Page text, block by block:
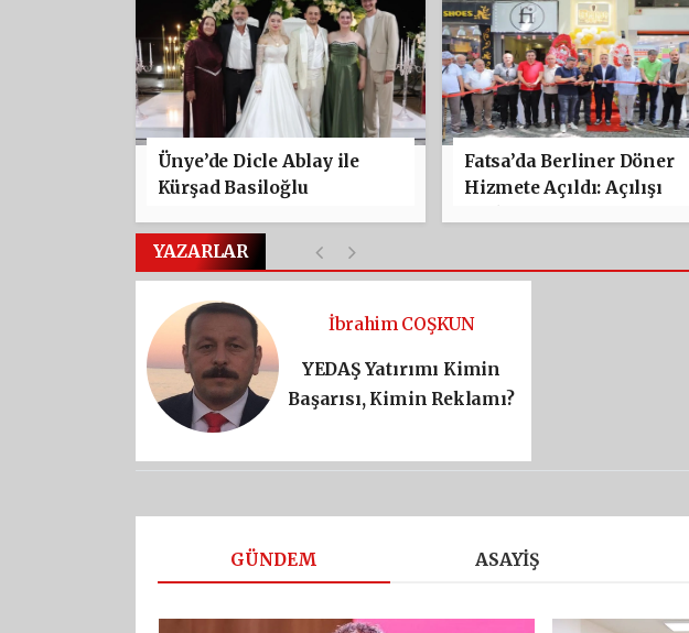
Ünye’de Dicle Ablay ile
Kürşad Basiloğlu
Fatsa’da Berliner Döner
Hizmete Açıldı: Açılışı
YAZARLAR
İbrahim COŞKUN
YEDAŞ Yatırımı Kimin
Başarısı, Kimin Reklamı?
GÜNDEM ASAYIŞ